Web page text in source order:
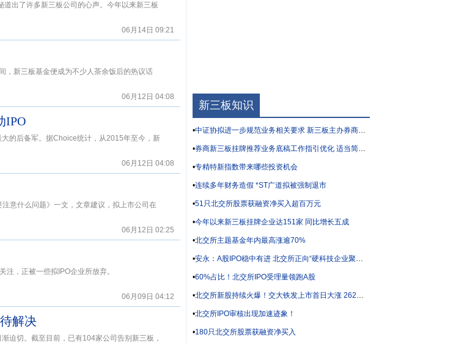
道出了许多新三板公司的心声。今年以来新三板
06月14日 09:21
，新三板基金便成为不少人茶余饭后的热议话
06月12日 04:08
IPO
的后备军。据Choice统计，从2015年至今，新
06月12日 04:08
意什么问题》一文，文章建议，拟上市公司在
06月12日 02:25
，正被一些拟IPO企业所放弃。
06月09日 04:12
解决
迫切。截至目前，已有104家公司告别新三板，
新三板知识
•中证协拟进一步规范业务相关要求 新三板主办券商执业质量有望“再升级”
•券商新三板挂牌推荐业务底稿工作指引优化 适当简化部分要求
•专精特新指数带来哪些投资机会
•连续多年财务造假 *ST广道拟被强制退市
•51只北交所股票获融资净买入超百万元
•今年以来新三板挂牌企业达151家 同比增长五成
•北交所主题基金年内最高涨逾70%
•安永：A股IPO稳中有进 北交所正向“硬科技企业聚集地”加速转型
•60%占比！北交所IPO受理量领跑A股
•北交所新股持续火爆！交大铁发上市首日大涨 262%！
•北交所IPO审核出现加速迹象！
•180只北交所股票获融资净买入